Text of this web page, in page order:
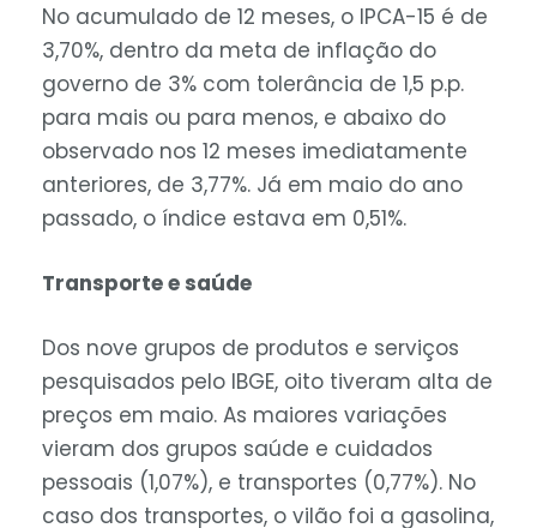
No acumulado de 12 meses, o IPCA-15 é de
3,70%, dentro da meta de inflação do
governo de 3% com tolerância de 1,5 p.p.
para mais ou para menos, e abaixo do
observado nos 12 meses imediatamente
anteriores, de 3,77%. Já em maio do ano
passado, o índice estava em 0,51%.
Transporte e saúde
Dos nove grupos de produtos e serviços
pesquisados pelo IBGE, oito tiveram alta de
preços em maio. As maiores variações
vieram dos grupos saúde e cuidados
pessoais (1,07%), e transportes (0,77%). No
caso dos transportes, o vilão foi a gasolina,